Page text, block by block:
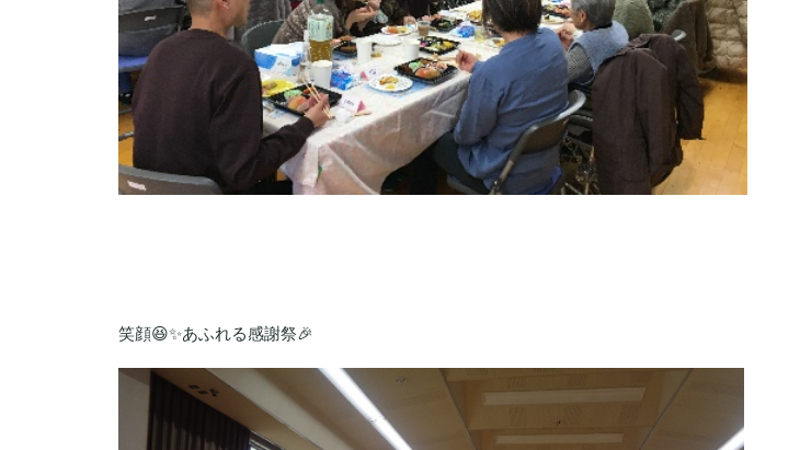
笑顔😆✨あふれる感謝祭🎉